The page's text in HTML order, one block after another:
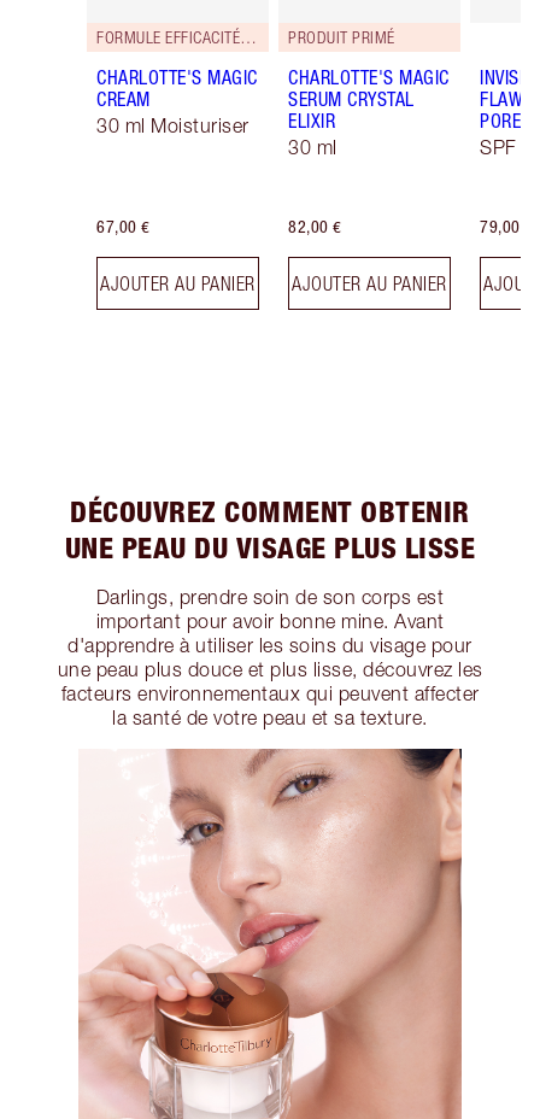
FORMULE EFFICACITÉ RENFORCÉE !
CHARLOTTE'S MAGIC
CREAM
30 ml Moisturiser
67,00 €
AJOUTER AU PANIER
PRODUIT PRIMÉ
CHARLOTTE'S MAGIC
SERUM CRYSTAL
ELIXIR
30 ml
82,00 €
AJOUTER AU PANIER
SPF
79,00 €
DÉCOUVREZ COMMENT OBTENIR
UNE PEAU DU VISAGE PLUS LISSE
Darlings, prendre soin de son corps est
important pour avoir bonne mine. Avant
d'apprendre à utiliser les soins du visage pour
une peau plus douce et plus lisse, découvrez les
facteurs environnementaux qui peuvent affecter
la santé de votre peau et sa texture.